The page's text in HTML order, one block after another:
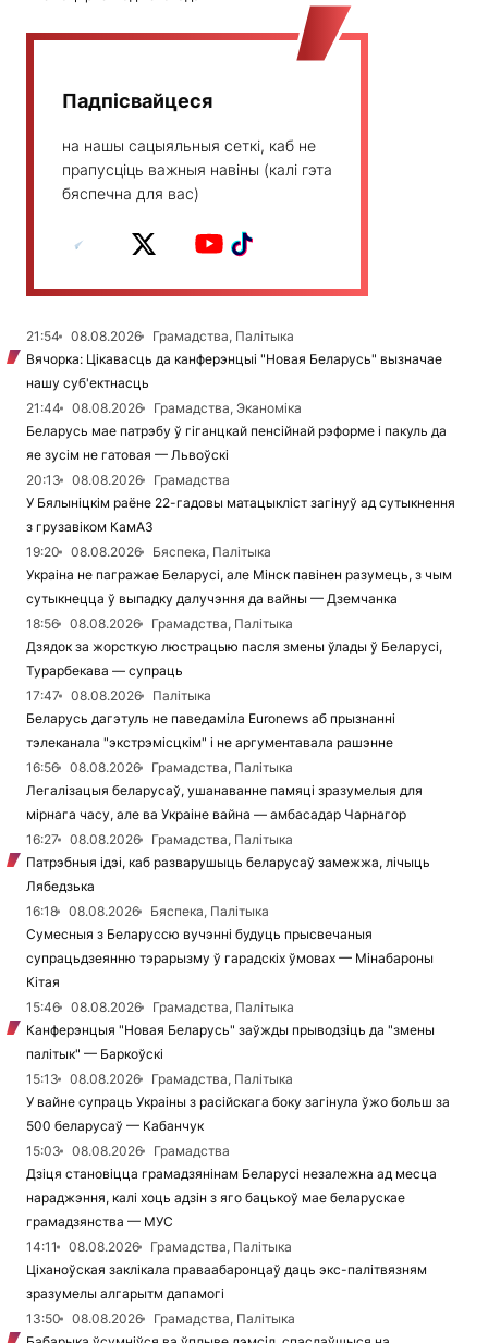
Падпісвайцеся
на нашы сацыяльныя сеткі, каб не
прапусціць важныя навіны (калі гэта
бяспечна для вас)
21:54 08.08.2026
Грамадства, Палітыка
Вячорка: Цікавасць да канферэнцыі "Новая Беларусь" вызначае
нашу суб'ектнасць
21:44
08.08.2026
Грамадства, Эканоміка
Беларусь мае патрэбу ў гіганцкай пенсійнай рэформе і пакуль да
яе зусім не гатовая — Львоўскі
20:13
08.08.2026
Грамадства
У Бялыніцкім раёне 22-гадовы матацыкліст загінуў ад сутыкнення
з грузавіком КамАЗ
19:20
08.08.2026
Бяспека, Палітыка
Украіна не пагражае Беларусі, але Мінск павінен разумець, з чым
сутыкнецца ў выпадку далучэння да вайны — Дземчанка
18:56
08.08.2026
Грамадства, Палітыка
Дзядок за жорсткую люстрацыю пасля змены ўлады ў Беларусі,
Турарбекава — супраць
17:47
08.08.2026
Палітыка
Беларусь дагэтуль не паведаміла Euronews аб прызнанні
тэлеканала "экстрэмісцкім" і не аргументавала рашэнне
16:56
08.08.2026
Грамадства, Палітыка
Легалізацыя беларусаў, ушанаванне памяці зразумелыя для
мірнага часу, але ва Украіне вайна — амбасадар Чарнагор
16:27
08.08.2026
Грамадства, Палітыка
Патрэбныя ідэі, каб разварушыць беларусаў замежжа, лічыць
Лябедзька
16:18
08.08.2026
Бяспека, Палітыка
Сумесныя з Беларуссю вучэнні будуць прысвечаныя
супрацьдзеянню тэрарызму ў гарадскіх ўмовах — Мінабароны
Кітая
15:46
08.08.2026
Грамадства, Палітыка
Канферэнцыя "Новая Беларусь" заўжды прыводзіць да "змены
палітык" — Баркоўскі
15:13
08.08.2026
Грамадства, Палітыка
У вайне супраць Украіны з расійскага боку загінула ўжо больш за
500 беларусаў — Кабанчук
15:03
08.08.2026
Грамадства
Дзіця становіцца грамадзянінам Беларусі незалежна ад месца
нараджэння, калі хоць адзін з яго бацькоў мае беларускае
грамадзянства — МУС
14:11
08.08.2026
Грамадства, Палітыка
Ціханоўская заклікала праваабаронцаў даць экс-палітвязням
зразумелы алгарытм дапамогі
13:50
08.08.2026
Грамадства, Палітыка